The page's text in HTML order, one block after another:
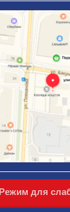
Режим для